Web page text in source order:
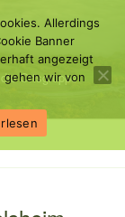
Ortsgruppe
Allerdings
Banner
angezeigt
gehen wir von